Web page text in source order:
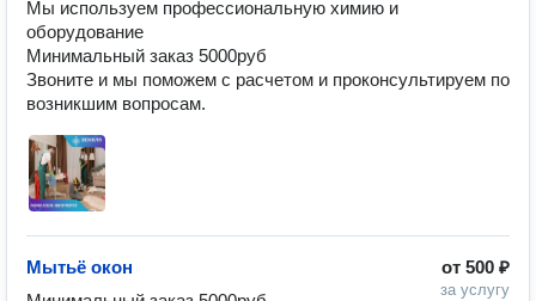
Мы используем профессиональную химию и
оборудование
Минимальный заказ 5000руб
Звоните и мы поможем с расчетом и проконсультируем по
возникшим вопросам.
от 500 ₽
за услугу
Мытьё окон